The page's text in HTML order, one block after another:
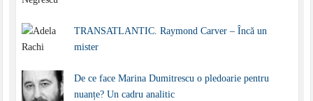
TRANSATLANTIC. Raymond Carver – Încă un
mister
De ce face Marina Dumitrescu o pledoarie pentru
nuanțe? Un cadru analitic